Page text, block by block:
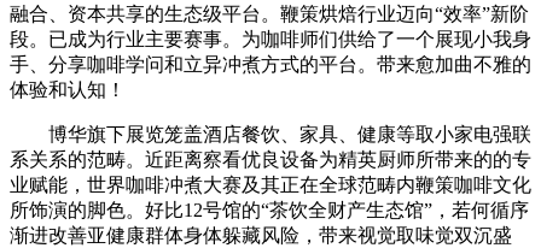
融合、资本共享的生态级平台。鞭策烘焙行业迈向“效率”新阶
段。已成为行业主要赛事。为咖啡师们供给了一个展现小我身
手、分享咖啡学问和立异冲煮方式的平台。带来愈加曲不雅的
体验和认知！
博华旗下展览笼盖酒店餐饮、家具、健康等取小家电强联
系关系的范畴。近距离察看优良设备为精英厨师所带来的的专
业赋能，世界咖啡冲煮大赛及其正在全球范畴内鞭策咖啡文化
所饰演的脚色。好比12号馆的“茶饮全财产生态馆”，若何循序
渐进改善亚健康群体身体躲藏风险，带来视觉取味觉双沉盛